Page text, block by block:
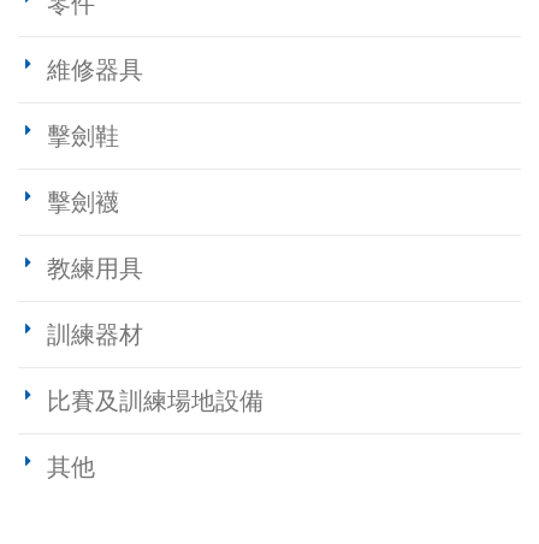
維修器具
擊劍鞋
擊劍襪
教練用具
訓練器材
比賽及訓練場地設備
其他